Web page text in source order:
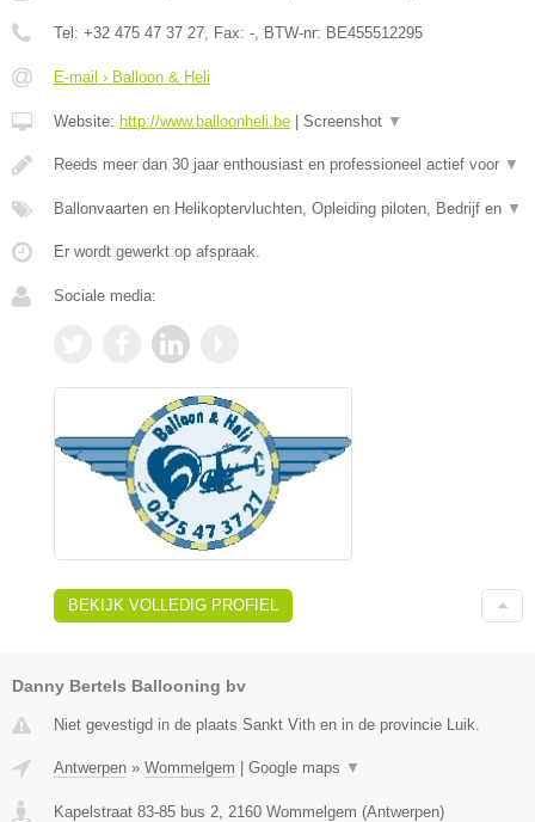
Tel: +32 475 47 37 27 , Fax: - , BTW-nr: BE455512295
E-mail › Balloon & Heli
Website: http://www.balloonheli.be Screenshot ▼
Reeds meer dan 30 jaar enthousiast en professioneel actief voor ▼
Ballonvaarten en Helikoptervluchten, Opleiding piloten, Bedrijf en ▼
Er wordt gewerkt op afspraak.
Sociale media:
BEKIJK VOLLEDIG PROFIEL
Danny Bertels Ballooning bv
Niet gevestigd in de plaats Sankt Vith en in de provincie Luik.
Antwerpen » Wommelgem | Google maps ▼
Kapelstraat 83-85 bus 2 2160 Wommelgem (Antwerpen)